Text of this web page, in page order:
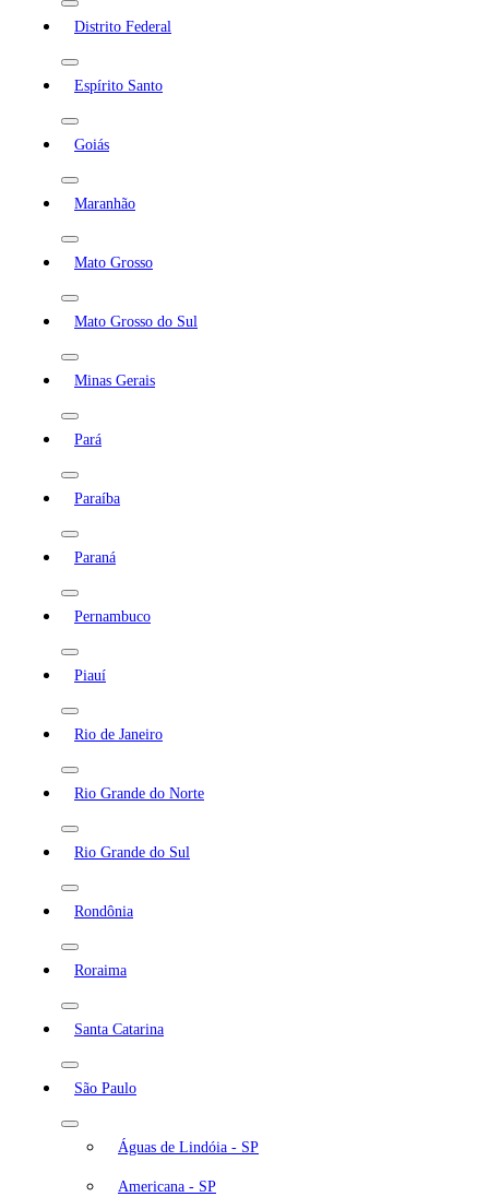
Distrito Federal
Espírito Santo
Goiás
Maranhão
Mato Grosso
Mato Grosso do Sul
Minas Gerais
Pará
Paraíba
Paraná
Pernambuco
Piauí
Rio de Janeiro
Rio Grande do Norte
Rio Grande do Sul
Rondônia
Roraima
Santa Catarina
São Paulo
Águas de Lindóia - SP
Americana - SP